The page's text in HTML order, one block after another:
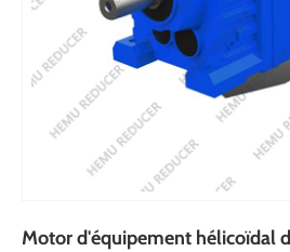
Motor d'équipement hélicoïdal